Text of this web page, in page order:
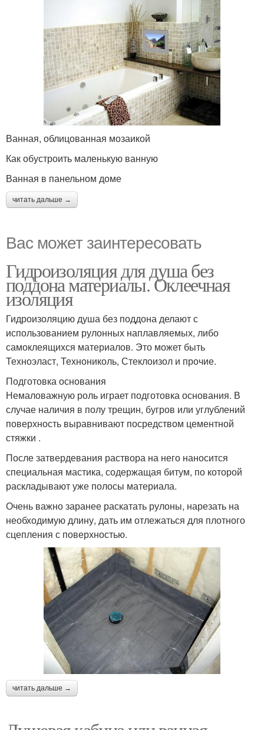
Ванная, облицованная мозаикой
Как обустроить маленькую ванную
Ванная в панельном доме
читать дальше →
Вас может заинтересовать
Гидроизоляция для душа без
поддона материалы. Оклеечная
изоляция
Гидроизоляцию душа без поддона делают с
использованием рулонных наплавляемых, либо
самоклеящихся материалов. Это может быть
Техноэласт, Технониколь, Стеклоизол и прочие.
Подготовка основания
Немаловажную роль играет подготовка основания. В
случае наличия в полу трещин, бугров или углублений
поверхность выравнивают посредством цементной
стяжки .
После затвердевания раствора на него наносится
специальная мастика, содержащая битум, по которой
раскладывают уже полосы материала.
Очень важно заранее раскатать рулоны, нарезать на
необходимую длину, дать им отлежаться для плотного
сцепления с поверхностью.
читать дальше →